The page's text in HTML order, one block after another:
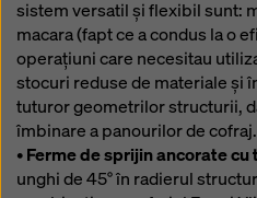
sistem versatil și flexibil sunt:
macara (fapt ce a condus la o
operațiuni care necesitau
stocuri reduse de materiale și
tuturor geometrilor structurii,
îmbinare a panourilor de cofraj.
•Ferme de sprijin ancorate cu
unghi de 45° în radierul